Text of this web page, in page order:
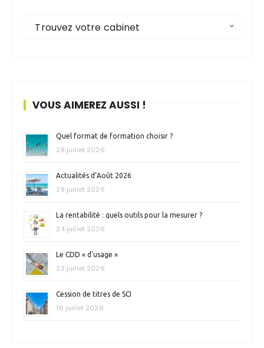
Trouvez votre cabinet
VOUS AIMEREZ AUSSI !
Quel format de formation choisir ?
28 juillet 2026
Actualités d’Août 2026
28 juillet 2026
La rentabilité : quels outils pour la mesurer ?
24 juillet 2026
Le CDD « d’usage »
23 juillet 2026
Cession de titres de SCI
16 juillet 2026